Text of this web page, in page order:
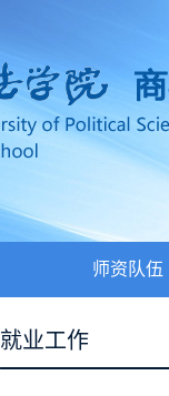
师资队伍
就业工作